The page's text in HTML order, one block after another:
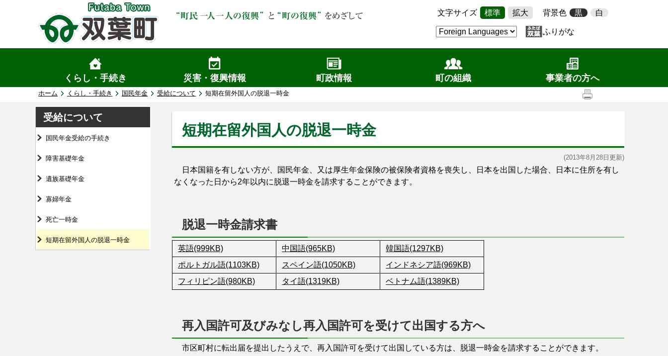
文字サイズ 標準 拡大 背景色 黒 白
ふりがな
くらし・手続き 災害・復興情報 町政情報 町の組織 事業者の方へ
ホーム くらし・手続き 国民年金 受給について 短期在留外国人の脱退一時金
受給について
国民年金受給の手続き
障害基礎年金
遺族基礎年金
寡婦年金
死亡一時金
短期在留外国人の脱退一時金
短期在留外国人の脱退一時金
(2013年8月28日更新)
日本国籍を有しない方が、国民年金、又は厚生年金保険の被保険者資格を喪失し、日本を出国した場合、日本に住所を有し
なくなった日から2年以内に脱退一時金を請求することができます。
脱退一時金請求書
英語(999KB) 中国語(965KB)
韓国語(1297KB)
ポルトガル語(1103KB)
スペイン語(1050KB)
インドネシア語(969KB)
フィリピン語(980KB)
タイ語(1319KB) ベトナム語(1389KB)
再入国許可及びみなし再入国許可を受けて出国する方へ
市区町村に転出届を提出したうえで、再入国許可を受けて出国している方は、脱退一時金を請求することができます。